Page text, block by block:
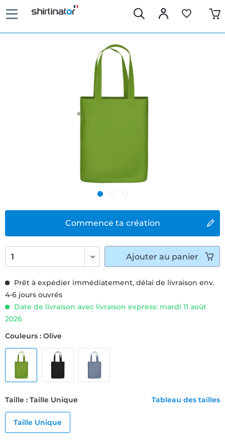
Commence ta création
Prêt à expédier immédiatement, délai de livraison env.
4-6 jours ouvrés
Date de livraison avec livraison express: mardi 11 août
2026
Couleurs : Olive
Taille : Taille Unique Tableau des tailles
Taille Unique
Ajouter au panier